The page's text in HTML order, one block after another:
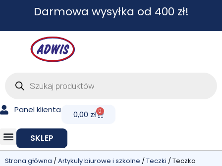
Darmowa wysyłka od 400 zł!
Panel klienta 0,00 zł 0
Cart
SKLEP
Strona główna /Artykuły biurowe i szkolne /Teczki / Teczka